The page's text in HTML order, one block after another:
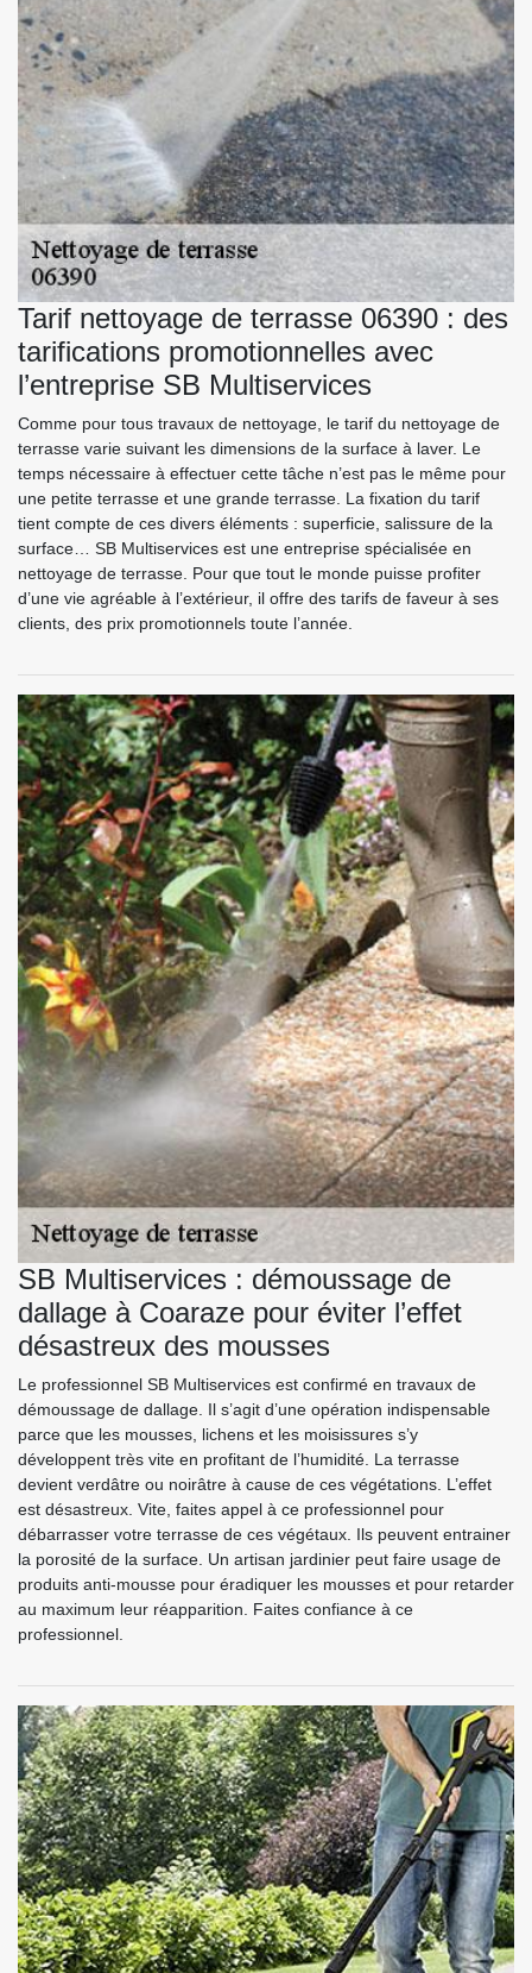
Tarif nettoyage de terrasse 06390 : des
tarifications promotionnelles avec
l’entreprise SB Multiservices
Comme pour tous travaux de nettoyage, le tarif du nettoyage de
terrasse varie suivant les dimensions de la surface à laver. Le
temps nécessaire à effectuer cette tâche n’est pas le même pour
une petite terrasse et une grande terrasse. La fixation du tarif
tient compte de ces divers éléments : superficie, salissure de la
surface… SB Multiservices est une entreprise spécialisée en
nettoyage de terrasse. Pour que tout le monde puisse profiter
d’une vie agréable à l’extérieur, il offre des tarifs de faveur à ses
clients, des prix promotionnels toute l’année.
SB Multiservices : démoussage de
dallage à Coaraze pour éviter l’effet
désastreux des mousses
Le professionnel SB Multiservices est confirmé en travaux de
démoussage de dallage. Il s’agit d’une opération indispensable
parce que les mousses, lichens et les moisissures s’y
développent très vite en profitant de l’humidité. La terrasse
devient verdâtre ou noirâtre à cause de ces végétations. L’effet
est désastreux. Vite, faites appel à ce professionnel pour
débarrasser votre terrasse de ces végétaux. Ils peuvent entrainer
la porosité de la surface. Un artisan jardinier peut faire usage de
produits anti-mousse pour éradiquer les mousses et pour retarder
au maximum leur réapparition. Faites confiance à ce
professionnel.